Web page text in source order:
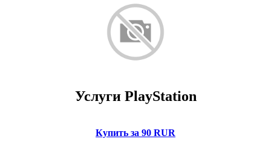
Услуги PlayStation
Купить за 90 RUR